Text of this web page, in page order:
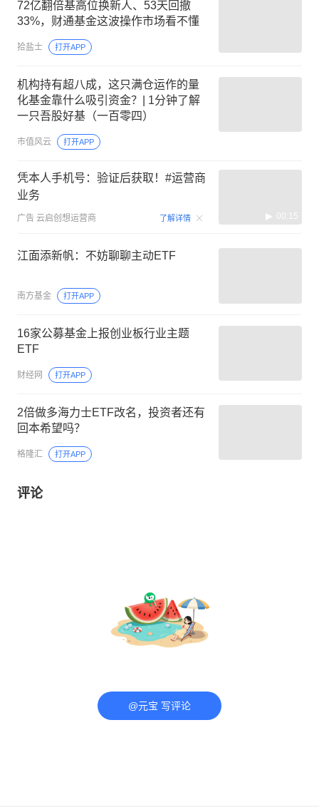
72亿翻倍基高位换新人、53天回撤
33%，财通基金这波操作市场看不懂
拾盐士 打开APP
机构持有超八成，这只满仓运作的量
化基金靠什么吸引资金？| 1分钟了解
一只吾股好基（一百零四）
市值风云 打开APP
凭本人手机号：验证后获取！#运营商
业务
广告 云启创想运营商 了解详情 00:15
江面添新帆：不妨聊聊主动ETF
南方基金 打开APP
16家公募基金上报创业板行业主题
ETF
财经网 打开APP
2倍做多海力士ETF改名，投资者还有
回本希望吗？
格隆汇 打开APP
评论
@元宝 写评论